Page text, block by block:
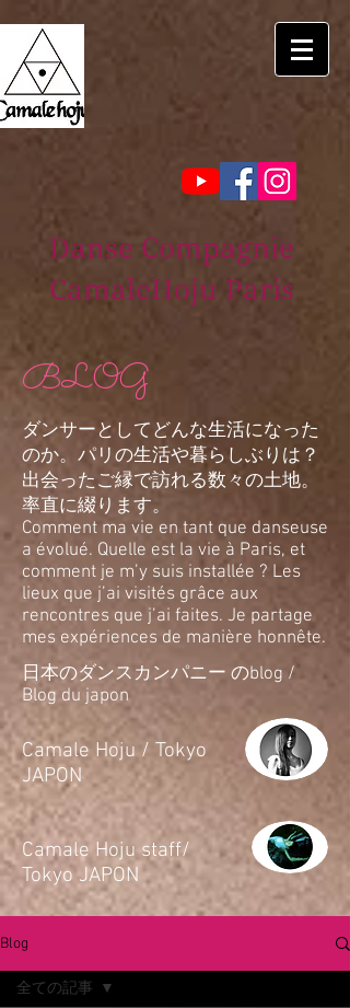
Danse Compagnie
CamaleHoju Paris
BLOG
ダンサーとしてどんな生活になった
のか。パリの生活や暮らしぶりは？
出会ったご縁で訪れる数々の土地。
率直に綴ります。
Comment ma vie en tant que danseuse
a évolué. Quelle est la vie à Paris, et
comment je m’y suis installée ? Les
lieux que j’ai visités grâce aux
rencontres que j’ai faites. Je partage
mes expériences de manière honnête.
日本のダンスカンパニー のblog /
Blog du japon
​Camale Hoju / Tokyo
JAPON
​Camale Hoju staff/
Tokyo JAPON
Blog
全ての記事